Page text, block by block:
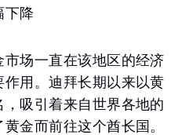
下降
场一直在该地区的经济
用。迪拜长期以来以黄
吸引着来自世界各地的
金而前往这个酋长国。